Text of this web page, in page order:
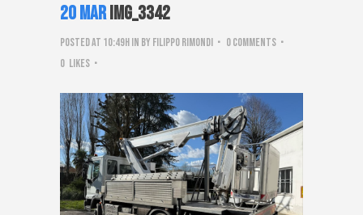
20 MarIMG_3342
Posted at 10:49hin by Filippo Rimondi
0 Comments
0 Likes